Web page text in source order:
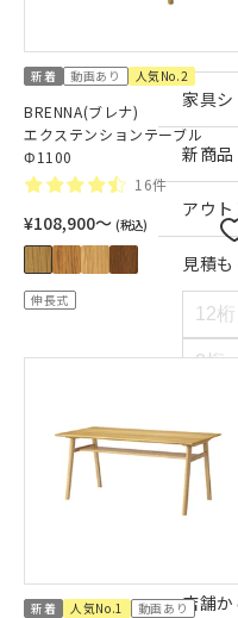
イ
家具
新商品
アウ
見積
店舗情
店舗
新着 動画あり 人気No.2
BRENNA(ブレナ)
エクステンションテーブル
Φ1100
16件
¥108,900〜 (税込)
伸長式
新着 人気No.1 動画あり